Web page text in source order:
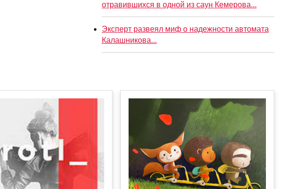
отравившихся в одной из саун Кемерова...
Эксперт развеял миф о надежности автомата
Калашникова...